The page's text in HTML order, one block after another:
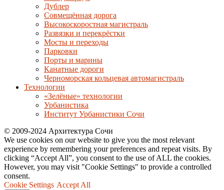
Дублер
Совмещённая дорога
Высокоскоростная магистраль
Развязки и перекрёстки
Мосты и переходы
Парковки
Порты и марины
Канатные дороги
Черноморская кольцевая автомагистраль
Технологии
«Зелёные» технологии
Урбанистика
Институт Урбанистики Сочи
© 2009-2024 Архитектура Сочи
We use cookies on our website to give you the most relevant
experience by remembering your preferences and repeat visits. By
clicking “Accept All”, you consent to the use of ALL the cookies.
However, you may visit "Cookie Settings" to provide a controlled
consent.
Cookie Settings Accept All